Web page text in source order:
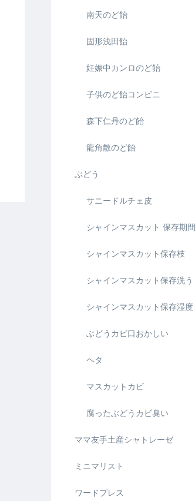
南天のど飴
固形浅田飴
妊娠中カンロのど飴
子供のど飴コンビニ
森下仁丹のど飴
龍角散のど飴
ぶどう
サニードルチェ皮
シャインマスカット 保存期間
シャインマスカット保存枝
シャインマスカット保存洗う
シャインマスカット保存湿度
ぶどうカビ口おかしい
ヘタ
マスカットカビ
腐ったぶどうカビ臭い
ママ友手土産シャトレーゼ
ミニマリスト
ワードプレス